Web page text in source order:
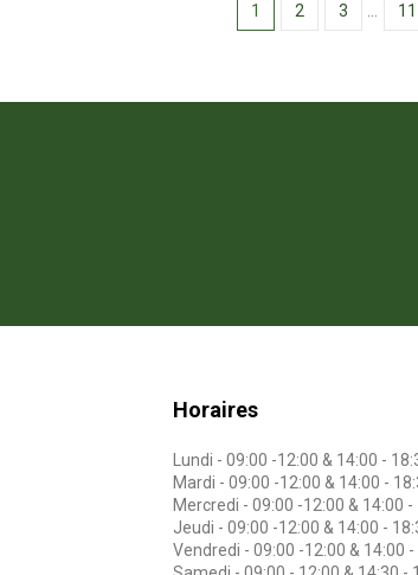
1 2 3 11
Horaires
Lundi - 09:00 -12:00 & 14:00 -
Mardi - 09:00 -12:00 & 14:00 -
Mercredi - 09:00 -12:00 & 14:00 -
Jeudi - 09:00 -12:00 & 14:00 -
Vendredi - 09:00 -12:00 & 14:00 -